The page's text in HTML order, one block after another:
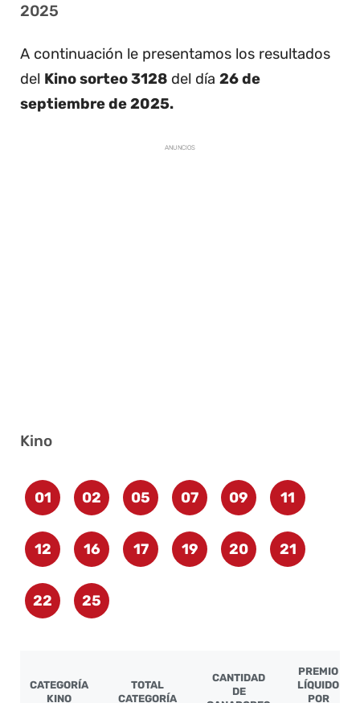
2025
A continuación le presentamos los resultados
del Kino sorteo 3128 del día 26 de
septiembre de 2025.
ANUNCIOS
Kino
01 02 05 07 09 11
12 16 17 19 20 21
22 25
CATEGORÍA
KINO
TOTAL
CATEGORÍA
CANTIDAD
DE
PREMIO
LÍQUIDO
POR